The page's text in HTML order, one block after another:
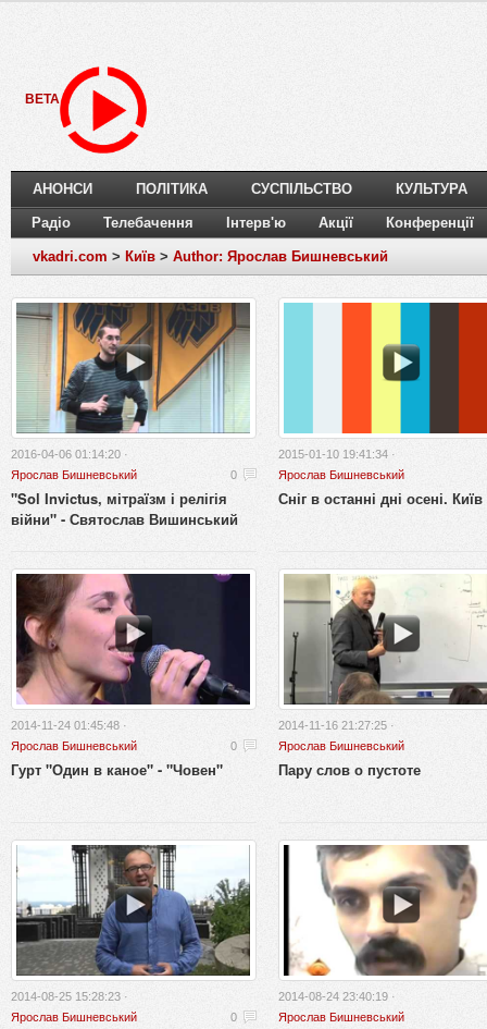
BETA
АНОНСИ ПОЛІТИКА СУСПІЛЬСТВО КУЛЬТУРА
Радіо Телебачення Інтерв'ю Акції Конференції
vkadri.com > Київ > Author: Ярослав Бишневський
2016-04-06 01:14:20 ·
Ярослав Бишневський
0
"Sol Invictus, мітраїзм і релігія
війни" - Святослав Вишинський
2015-01-10 19:41:34 ·
Ярослав Бишневський
Сніг в останні дні осені. Київ
2014-11-24 01:45:48 ·
Ярослав Бишневський
0
Гурт "Один в каное" - "Човен"
2014-11-16 21:27:25 ·
Ярослав Бишневський
Пару слов о пустоте
2014-08-25 15:28:23 ·
Ярослав Бишневський
0
2014-08-24 23:40:19 ·
Ярослав Бишневський